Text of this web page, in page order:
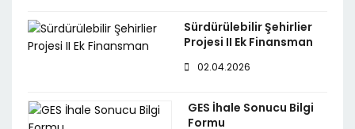
Sürdürülebilir Şehirlier
Projesi II Ek Finansman
02.04.2026
GES İhale Sonucu Bilgi
Formu